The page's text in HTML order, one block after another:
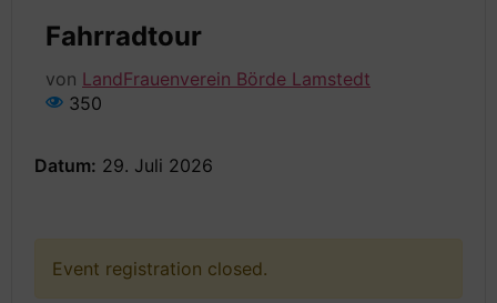
Fahrradtour
von LandFrauenverein Börde Lamstedt
350
Datum: 29. Juli 2026
Event registration closed.